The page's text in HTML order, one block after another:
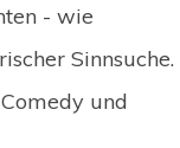
- wie
Sinnsuche.
und